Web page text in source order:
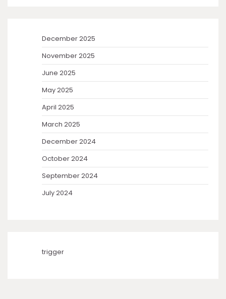
December 2025
November 2025
June 2025
May 2025
April 2025
March 2025
December 2024
October 2024
September 2024
July 2024
trigger